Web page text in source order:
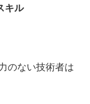
キル
のない技術者は